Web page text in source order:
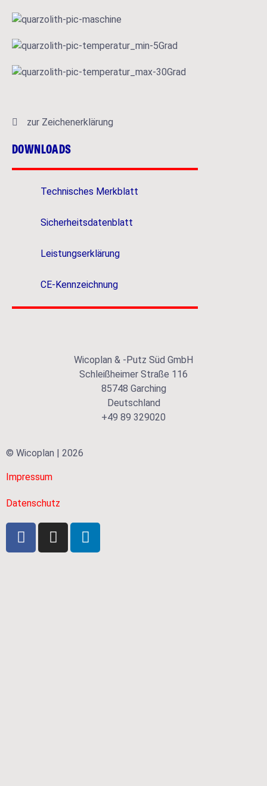
zur Zeichenerklärung
DOWNLOADS
Technisches Merkblatt
Sicherheitsdatenblatt
Leistungserklärung
CE-Kennzeichnung
Wicoplan & -Putz Süd GmbH
Schleißheimer Straße 116
85748 Garching
Deutschland
+49 89 329020
© Wicoplan | 2026
Impressum
Datenschutz